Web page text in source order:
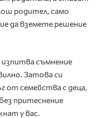
родител, само
да вземете решение
изпитва съмнение
Затова си
от семейства с деца,
притеснение
у вас.